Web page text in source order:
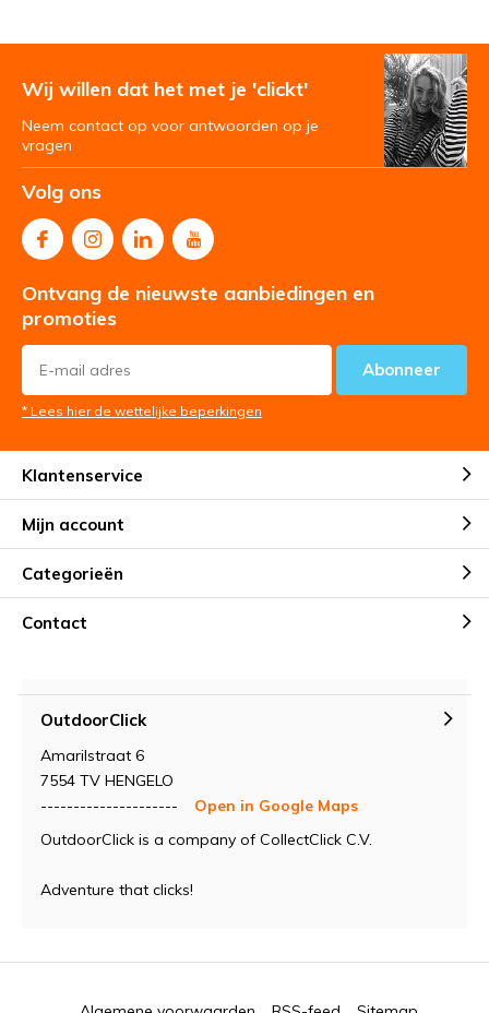
Wij willen dat het met je 'clickt'
Neem contact op voor antwoorden op je
vragen
Volg ons
Ontvang de nieuwste aanbiedingen en
promoties
Abonneer
* Lees hier de wettelijke beperkingen
Klantenservice
Mijn account
Categorieën
Contact
OutdoorClick
Amarilstraat 6
7554 TV HENGELO
---------------------
Open in Google Maps
OutdoorClick is a company of CollectClick C.V.
Adventure that clicks!